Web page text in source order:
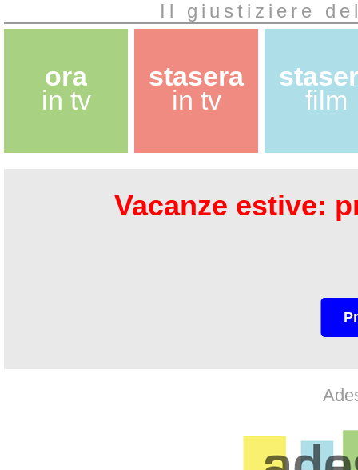
Il giustiziere
ora
in tv
stasera
in tv
film
Vacanze estive: